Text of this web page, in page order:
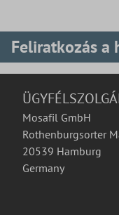
Feliratkozás a
Mosafil GmbH
Rothenburgsorter
20539 Hamburg
Germany